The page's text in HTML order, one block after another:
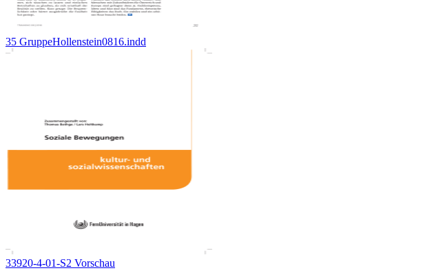
35 GruppeHollenstein0816.indd
33920-4-01-S2 Vorschau